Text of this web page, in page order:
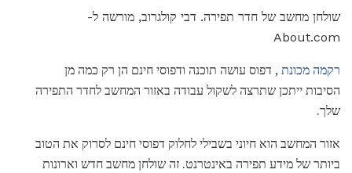
שולחן מחשב של חדר תפירה. דבי קולגרוב, מורשה ל-
About.com
רקמה מכונת , דפוס עושה תוכנה ודפוסי חינם הן רק כמה מן
הסיבות ייתכן שתרצה לשקול עבודה באזור המחשב לחדר התפירה
שלך.
אזור המחשב הוא חיוני בשבילי לחלוק דפוסי חינם לסרוק את הטוב
ביותר של מידע תפירה באינטרנט. זה שולחן מחשב חדש וארונות